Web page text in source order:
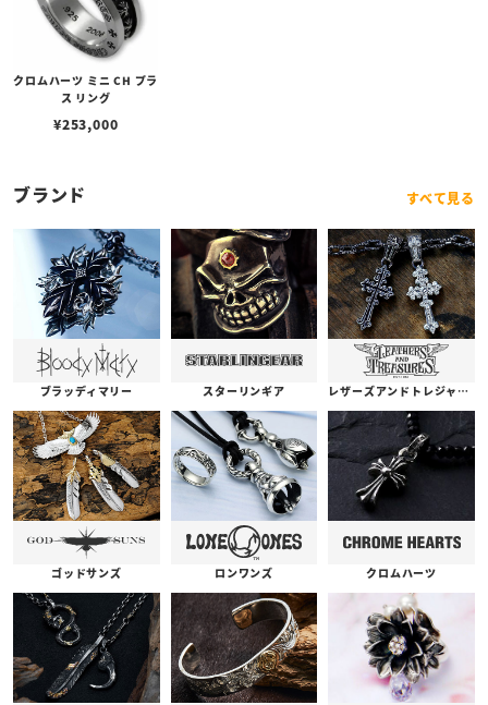
クロムハーツ ミニ CH プラ
ス リング
¥253,000
ブランド すべて見る
ブラッディマリー スターリンギア レザーズアンドトレジャーズ
ゴッドサンズ ロンワンズ クロムハーツ